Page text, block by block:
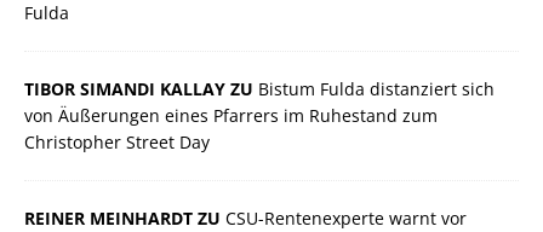
Fulda
TIBOR SIMANDI KALLAY ZU Bistum Fulda distanziert sich
von Äußerungen eines Pfarrers im Ruhestand zum
Christopher Street Day
REINER MEINHARDT ZU CSU-Rentenexperte warnt vor